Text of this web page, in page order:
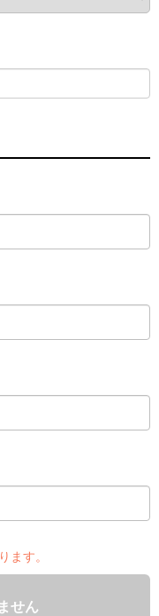
ます。